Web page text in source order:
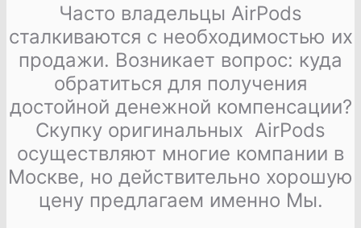
Часто владельцы AirPods
сталкиваются с необходимостью их
продажи. Возникает вопрос: куда
обратиться для получения
достойной денежной компенсации?
Скупку оригинальных AirPods
осуществляют многие компании в
Москве, но действительно хорошую
цену предлагаем именно Мы.